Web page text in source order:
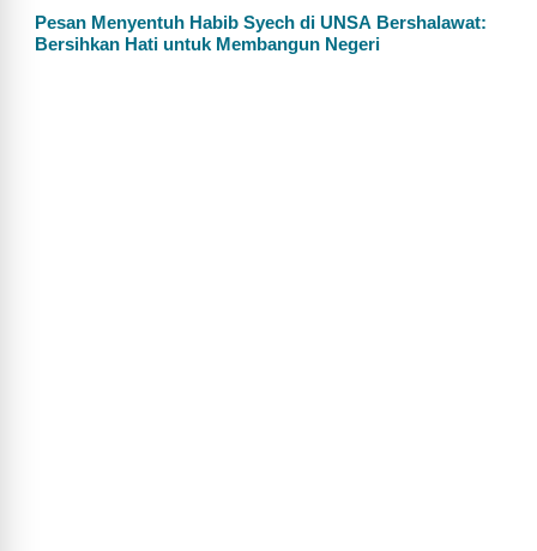
Pesan Menyentuh Habib Syech di UNSA Bershalawat:
Bersihkan Hati untuk Membangun Negeri